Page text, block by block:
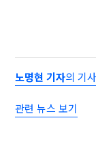
노명현 기자의 기
관련 뉴스 보기